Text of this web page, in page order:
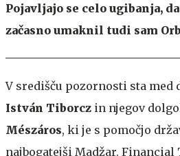
Pojavljajo se celo ugibanja,
začasno umaknil tudi sam
V središču pozornosti sta med
István Tiborcz in njegov
Mészáros, ki je s pomočjo
najbogatejši Madžar. Financial